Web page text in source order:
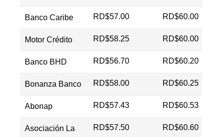
Banco Caribe RD$57.00 RD$60.00
Motor Crédito RD$58.25 RD$60.00
Banco BHD RD$56.70 RD$60.20
Bonanza Banco RD$58.00 RD$60.25
Abonap RD$57.43 RD$60.53
Asociación La
RD$57.50 RD$60.60